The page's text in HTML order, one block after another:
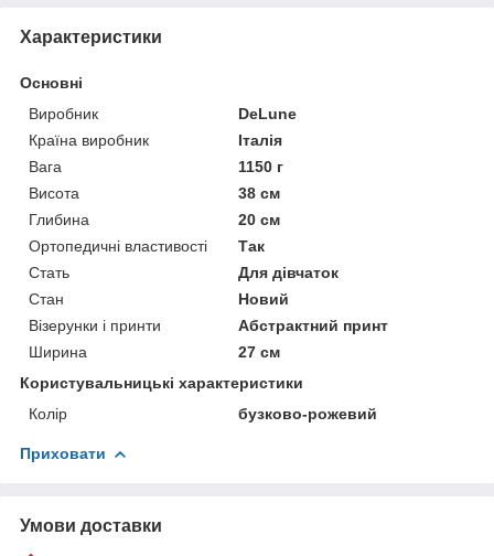
Характеристики
Основні
Виробник
DeLune
Країна виробник
Італія
Вага
1150 г
Висота
38 см
Глибина
20 см
Ортопедичні властивості
Так
Стать
Для дівчаток
Стан
Новий
Візерунки і принти
Абстрактний принт
Ширина
27 см
Користувальницькі характеристики
Колір
бузково-рожевий
Приховати
Умови доставки